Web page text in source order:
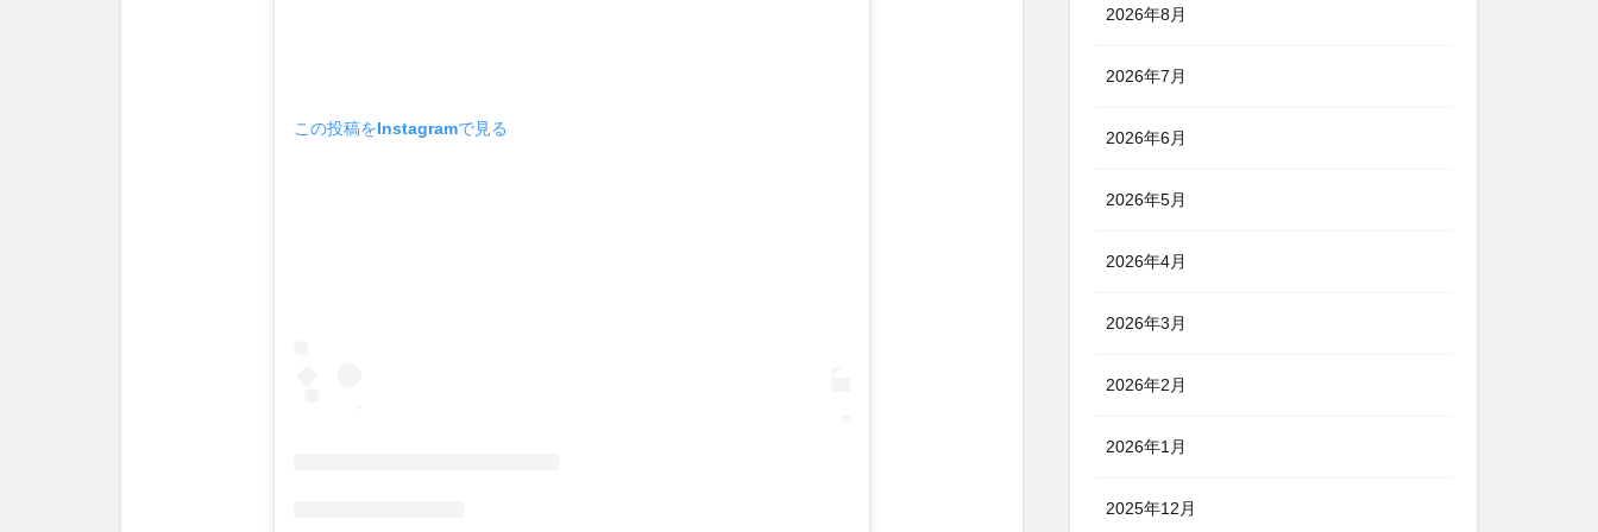
この投稿をInstagramで見る
2026年8月
2026年7月
2026年6月
2026年5月
2026年4月
2026年3月
2026年2月
2026年1月
2025年12月